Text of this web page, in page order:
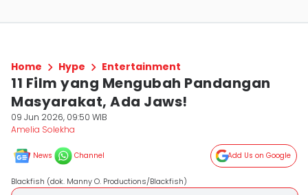
Home Hype Entertainment
11 Film yang Mengubah Pandangan
Masyarakat, Ada Jaws!
09 Jun 2026, 09:50 WIB
Amelia Solekha
News Channel Add Us on Google
Blackfish (dok. Manny O. Productions/Blackfish)